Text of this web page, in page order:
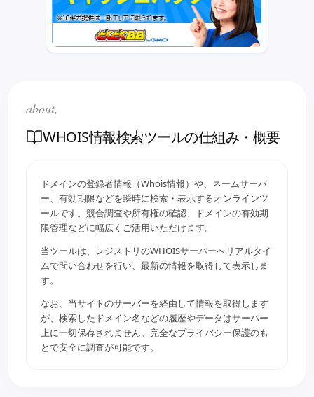
about,
WHOIS情報検索ツールの仕組み・概要
ドメインの登録者情報（Whois情報）や、ネームサーバ
ー、有効期限などを瞬時に検索・表示するオンラインツ
ールです。競合調査や所有権の確認、ドメインの有効期
限管理などに幅広くご活用いただけます。
当ツールは、レジストリのWHOISサーバーへリアルタイ
ムで問い合わせを行い、最新の情報を取得して表示しま
す。
なお、当サイトのサーバーを経由して情報を取得します
が、 検索したドメイン名などの履歴やデータはサーバー
上に一切保存されません。完全なプライバシー保護のも
とで安全に調査が可能です。